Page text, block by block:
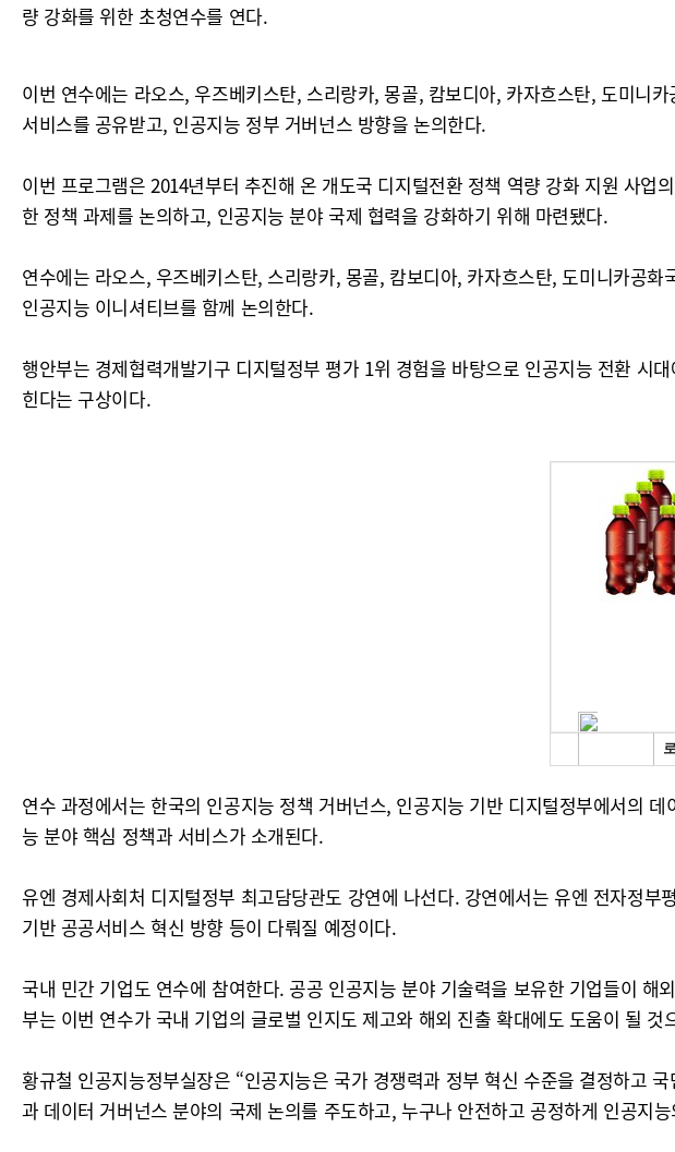
량 강화를 위한 초청연수를 연다.
이번 연수에는 라오스, 우즈베키스탄, 스리랑카, 몽골, 캄보디아, 카자흐스탄, 도미니
서비스를 공유받고, 인공지능 정부 거버넌스 방향을 논의한다.
이번 프로그램은 2014년부터 추진해 온 개도국 디지털전환 정책 역량 강화 지원 사
한 정책 과제를 논의하고, 인공지능 분야 국제 협력을 강화하기 위해 마련됐다.
연수에는 라오스, 우즈베키스탄, 스리랑카, 몽골, 캄보디아, 카자흐스탄, 도미니카공
인공지능 이니셔티브를 함께 논의한다.
행안부는 경제협력개발기구 디지털정부 평가 1위 경험을 바탕으로 인공지능 전환 시
힌다는 구상이다.
연수 과정에서는 한국의 인공지능 정책 거버넌스, 인공지능 기반 디지털정부에서의
능 분야 핵심 정책과 서비스가 소개된다.
유엔 경제사회처 디지털정부 최고담당관도 강연에 나선다. 강연에서는 유엔 전자정
기반 공공서비스 혁신 방향 등이 다뤄질 예정이다.
국내 민간 기업도 연수에 참여한다. 공공 인공지능 분야 기술력을 보유한 기업들이
부는 이번 연수가 국내 기업의 글로벌 인지도 제고와 해외 진출 확대에도 도움이 될 것
황규철 인공지능정부실장은 “인공지능은 국가 경쟁력과 정부 혁신 수준을 결정하고
과 데이터 거버넌스 분야의 국제 논의를 주도하고, 누구나 안전하고 공정하게 인공지